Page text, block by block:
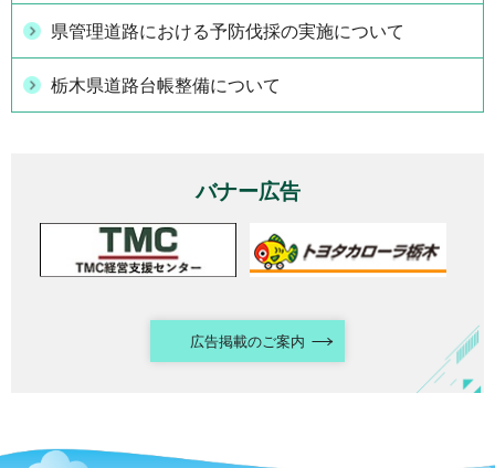
県管理道路における予防伐採の実施について
栃木県道路台帳整備について
バナー広告
広告掲載のご案内